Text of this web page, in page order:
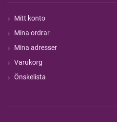
Mitt konto
Mina ordrar
Mina adresser
Varukorg
Önskelista